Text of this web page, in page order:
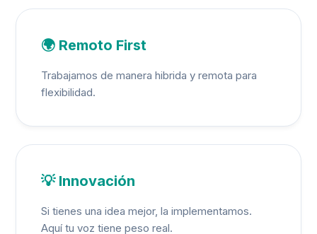
🌍 Remoto First
Trabajamos de manera hibrida y remota para
flexibilidad.
💡 Innovación
Si tienes una idea mejor, la implementamos.
Aquí tu voz tiene peso real.